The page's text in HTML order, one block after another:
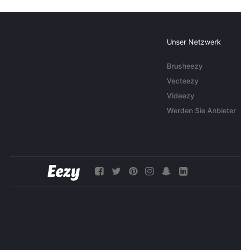
Unser Netzwerk
Brusheezy
Vecteezy
Videezy
Werden Sie Anbieter